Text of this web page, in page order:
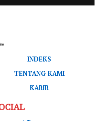
INDEKS
TENTANG KAMI
KARIR